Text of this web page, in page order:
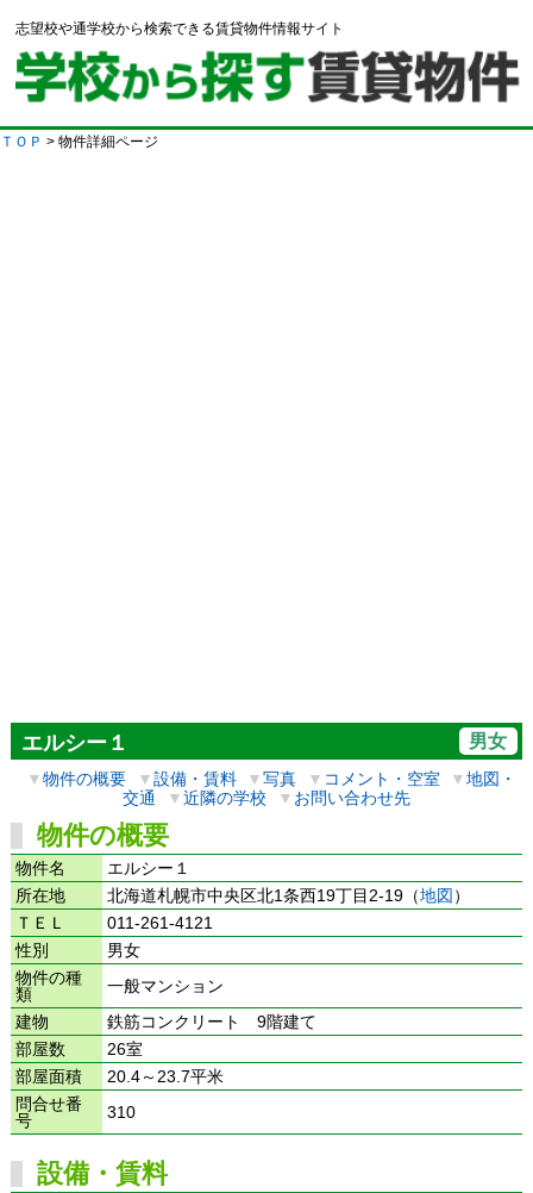
志望校や通学校から検索できる賃貸物件情報サイト
ＴＯＰ > 物件詳細ページ
エルシー１ 男女
▼物件の概要 ▼設備・賃料 ▼写真 ▼ コメント・空室 ▼地図・
交通
▼近隣の学校 ▼ お問い合わせ先
物件の概要
物件名
エルシー１
所在地
北海道札幌市中央区北1条西19丁目2-19（地図 ）
ＴＥＬ
011-261-4121
性別
男女
物件の種
類
一般マンション
建物
鉄筋コンクリート 9階建て
部屋数
26室
部屋面積
20.4～23.7平米
問合せ番
号
310
設備・賃料